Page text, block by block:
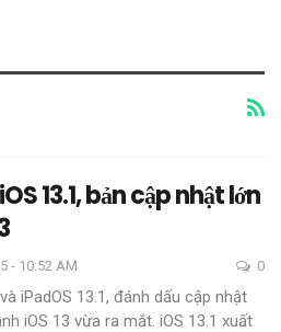
13.1, bản cập nhật lớn
- 10:52 AM 0
iPadOS 13.1, đánh dấu cập nhật
iOS 13 vừa ra mắt. iOS 13.1 xuất